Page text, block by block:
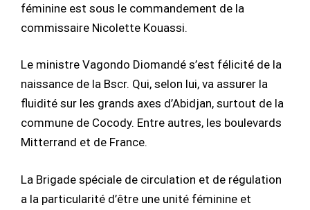
féminine est sous le commandement de la
commissaire Nicolette Kouassi.
Le ministre Vagondo Diomandé s’est félicité de la
naissance de la Bscr. Qui, selon lui, va assurer la
fluidité sur les grands axes d’Abidjan, surtout de la
commune de Cocody. Entre autres, les boulevards
Mitterrand et de France.
La Brigade spéciale de circulation et de régulation
a la particularité d’être une unité féminine et